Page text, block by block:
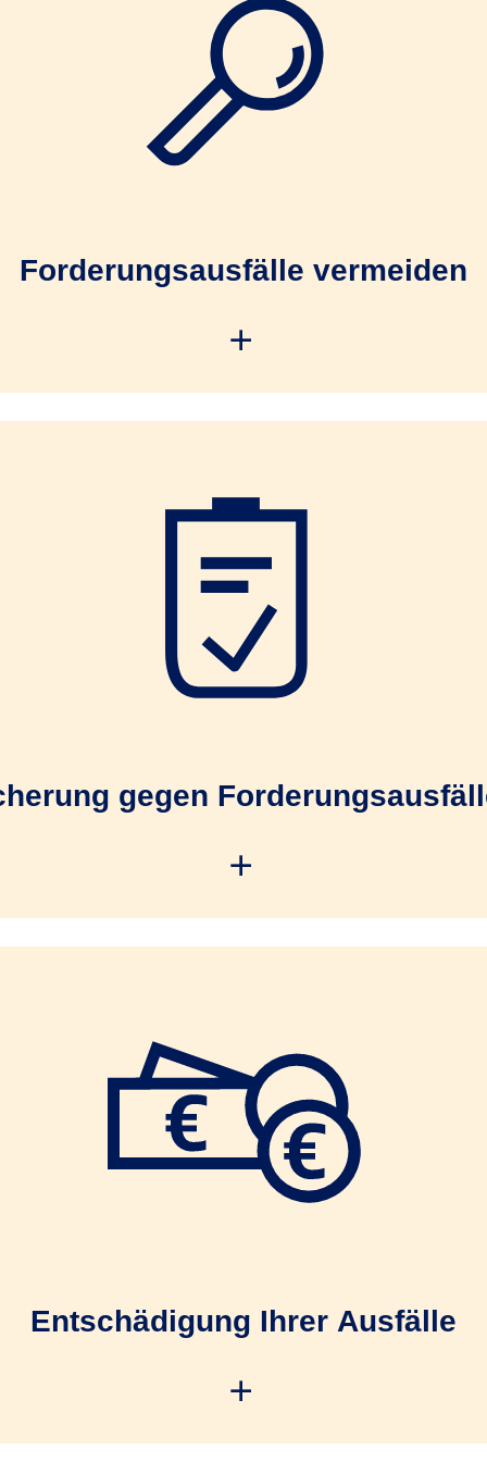
Forderungsausfälle vermeiden
über das R+V-Kreditportal
Ihrer Kunden während der Zusammenarbeit
gegen
Inkassoverfahren
Entschädigung Ihrer Ausfälle